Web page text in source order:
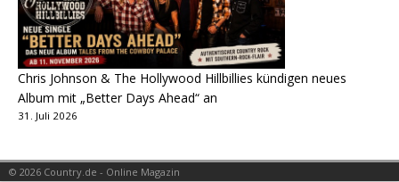
Chris Johnson & The Hollywood Hillbillies kündigen neues
Album mit „Better Days Ahead“ an
31. Juli 2026
© 2026 Country.de - Online Magazin